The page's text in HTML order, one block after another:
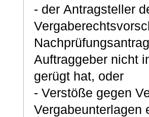
- der Antragsteller
Auftraggeber nicht
gerügt hat, oder
- Verstöße gegen
Vergabeunterlagen